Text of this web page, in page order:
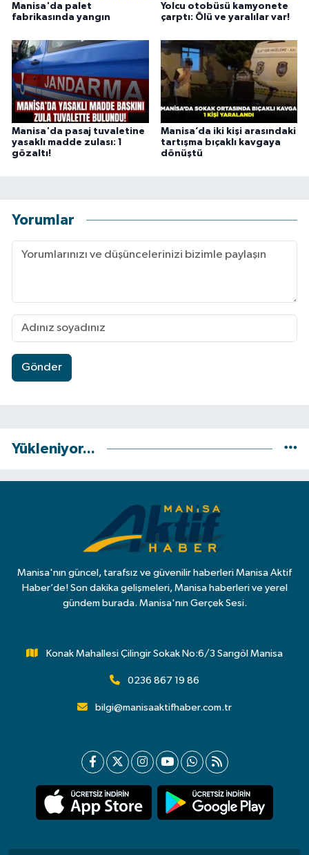
Manisa'da palet
fabrikasında yangın
Yolcu otobüsü kamyonete
çarptı: Ölü ve yaralılar var!
Manisa'da pasaj tuvaletine
yasaklı madde zulası: 1
gözaltı!
Manisa’da iki kişi arasındaki
tartışma bıçaklı kavgaya
dönüştü
Yorumlar
Gönder
Yükleniyor...
Manisa'nın güncel, tarafsız ve güvenilir haberleri Manisa Aktif
Haber’de! Son dakika gelişmeleri, Manisa haberleri ve yerel
gündem burada. Manisa'nın Gerçek Sesi.
Konak Mahallesi Çilingir Sokak No:6/3 Sarıgöl Manisa
0236 867 19 86
bilgi@manisaaktifhaber.com.tr